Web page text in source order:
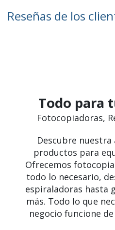
Reseñas de los
Todo para
Fotocopiadoras,
Descubre
productos para
Ofrecemos
todo lo necesario,
espiraladoras hasta
más. Todo lo que
negocio funcione